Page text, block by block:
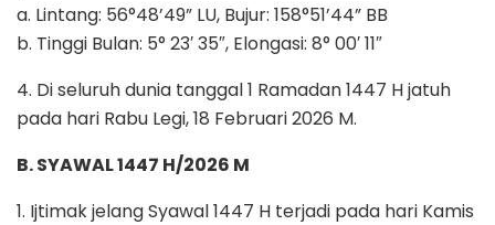
a. Lintang: 56°48’49” LU, Bujur: 158°51’44” BB
b. Tinggi Bulan: 5° 23′ 35″, Elongasi: 8° 00′ 11″
4. Di seluruh dunia tanggal 1 Ramadan 1447 H jatuh
pada hari Rabu Legi, 18 Februari 2026 M.
B. SYAWAL 1447 H/2026 M
1. Ijtimak jelang Syawal 1447 H terjadi pada hari Kamis